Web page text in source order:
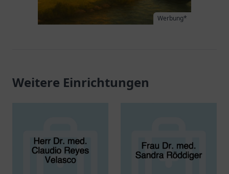
Werbung*
Weitere Einrichtungen